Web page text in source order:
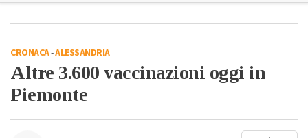
CRONACA-ALESSANDRIA
Altre 3.600 vaccinazioni oggi in
Piemonte